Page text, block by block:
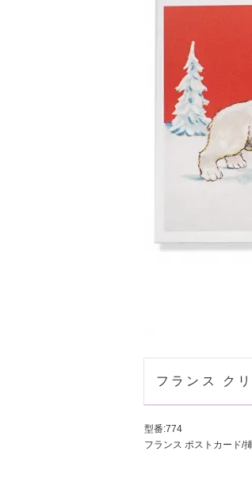
フランス ク
型番:774
フランス ポストカード/